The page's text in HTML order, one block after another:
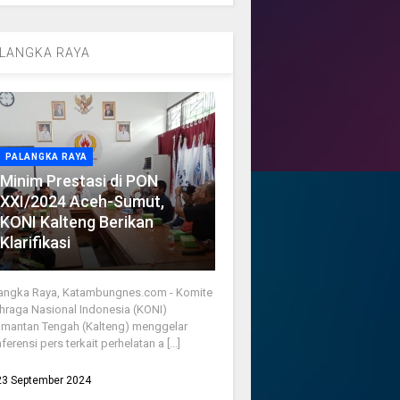
RAYA
PALANGKA RAYA
Minim Prestasi di PON
XXI/2024 Aceh-Sumut,
KONI Kalteng Berikan
Klarifikasi
Raya, Katambungnes.com - Komite
Nasional Indonesia (KONI)
Tengah (Kalteng) menggelar
pers terkait perhelatan a [...]
September 2024